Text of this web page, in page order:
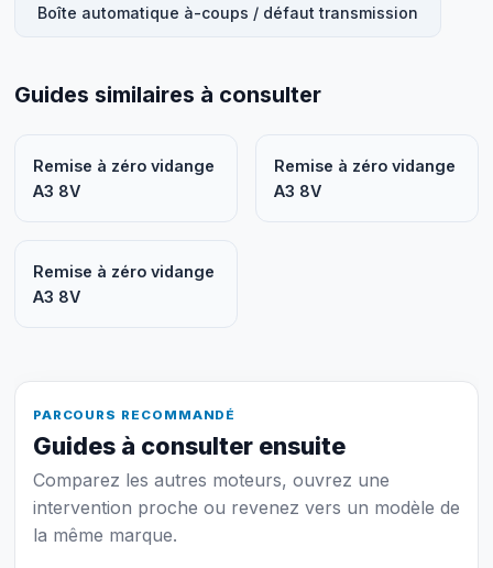
Boîte automatique à-coups / défaut transmission
Guides similaires à consulter
Remise à zéro vidange
A3 8V
Remise à zéro vidange
A3 8V
Remise à zéro vidange
A3 8V
PARCOURS RECOMMANDÉ
Guides à consulter ensuite
Comparez les autres moteurs, ouvrez une
intervention proche ou revenez vers un modèle de
la même marque.